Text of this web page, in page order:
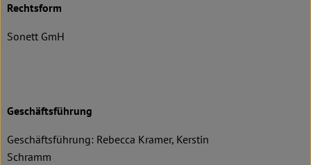
Rechtsform
Sonett GmH
Geschäftsführung
Geschäftsführung: Rebecca Kramer, Kerstin
Schramm